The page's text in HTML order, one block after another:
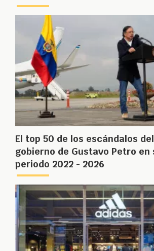
El top 50 de los escándalos del
gobierno de Gustavo Petro en
periodo 2022 - 2026